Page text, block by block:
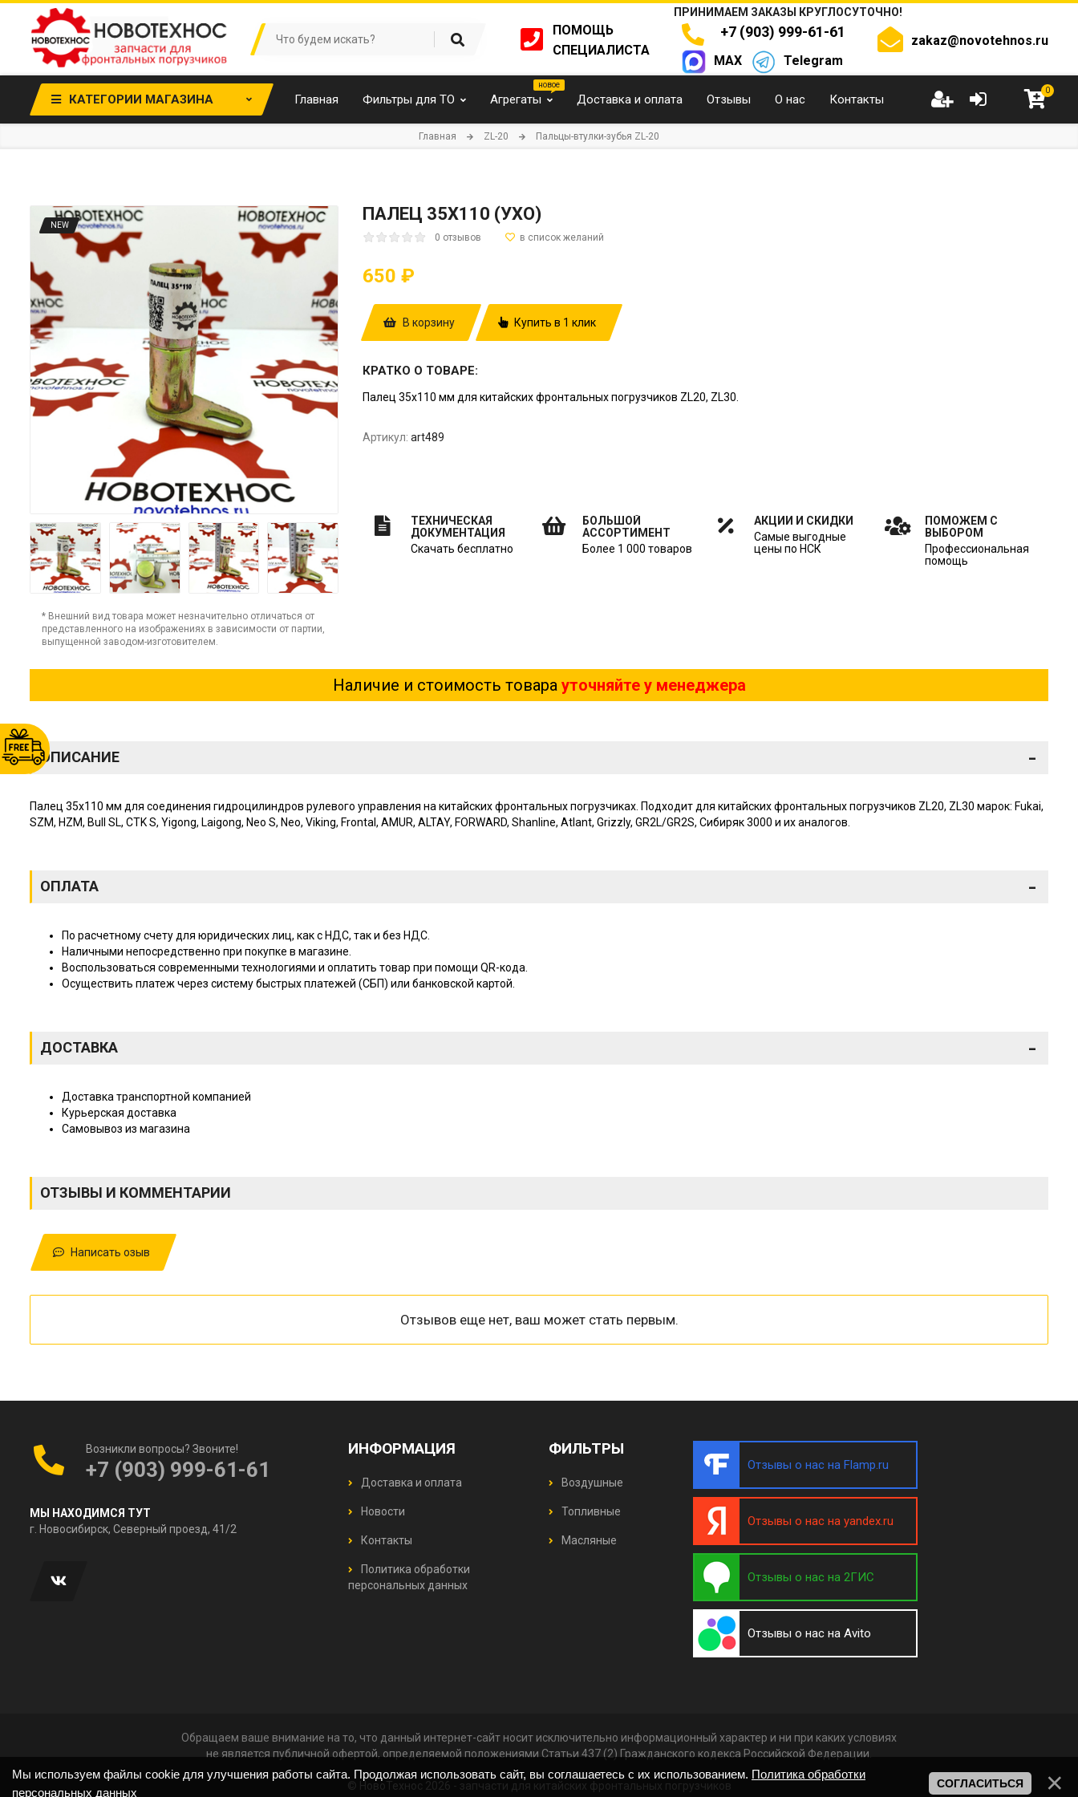
ПОМОЩЬ
СПЕЦИАЛИСТА
ПРИНИМАЕМ ЗАКАЗЫ КРУГЛОСУТОЧНО!
+7 (903) 999-61-61
MAX Telegram
zakaz@novotehnos.ru
КАТЕГОРИИ МАГАЗИНА Главная Фильтры для ТО Агрегаты Доставка и оплата Отзывы О нас Контакты
0
Главная ZL-20 Пальцы-втулки-зубья ZL-20
NEW
* Внешний вид товара может незначительно отличаться от
представленного на изображениях в зависимости от партии,
выпущенной заводом-изготовителем.
ПАЛЕЦ 35Х110 (УХО)
0 отзывов
650 ₽
В корзину Купить в 1 клик
КРАТКО О ТОВАРЕ:
Палец 35х110 мм для китайских фронтальных погрузчиков ZL20, ZL30.
Артикул: art489
ТЕХНИЧЕСКАЯ
ДОКУМЕНТАЦИЯ
Скачать бесплатно
БОЛЬШОЙ
АССОРТИМЕНТ
Более 1 000 товаров
АКЦИИ И СКИДКИ
Самые выгодные
цены по НСК
ПОМОЖЕМ С
ВЫБОРОМ
Профессиональная
помощь
Наличие и стоимость товара уточняйте у менеджера
ОПИСАНИЕ -
Палец 35х110 мм для соединения гидроцилиндров рулевого управления на китайских фронтальных погрузчиках. Подходит для китайских фронтальных погрузчиков ZL20, ZL30 марок: Fukai,
SZM, HZM, Bull SL, CTK S, Yigong, Laigong, Neo S, Neo, Viking, Frontal, AMUR, ALTAY, FORWARD, Shanline, Atlant, Grizzly, GR2L/GR2S, Сибиряк 3000 и их аналогов.
ОПЛАТА -
По расчетному счету для юридических лиц, как с НДС, так и без НДС.
Наличными непосредственно при покупке в магазине.
Воспользоваться современными технологиями и оплатить товар при помощи QR-кода.
Осуществить платеж через систему быстрых платежей (СБП) или банковской картой.
ДОСТАВКА -
Доставка транспортной компанией
Курьерская доставка
Самовывоз из магазина
ОТЗЫВЫ И КОММЕНТАРИИ
Написать озыв
Отзывов еще нет, ваш может стать первым.
Возникли вопросы? Звоните!
+7 (903) 999-61-61
МЫ НАХОДИМСЯ ТУТ
г. Новосибирск, Северный проезд, 41/2
ИНФОРМАЦИЯ
Доставка и оплата
Новости
Контакты
Политика обработки
персональных данных
ФИЛЬТРЫ
Воздушные
Топливные
Масляные
Отзывы о нас на Flamp.ru
Отзывы о нас на yandex.ru
Отзывы о нас на 2ГИС
Отзывы о нас на Avito
Обращаем ваше внимание на то, что данный интернет-сайт носит исключительно информационный характер и ни при каких условиях
не является публичной офертой, определяемой положениями Статьи 437 (2) Гражданского кодекса Российской Федерации.
© НовоТехнос 2026 - запчасти для китайских фронтальных погрузчиков
Мы используем файлы cookie для улучшения работы сайта. Продолжая использовать сайт, вы соглашаетесь с их использованием. Политика обработки
персональных данных
СОГЛАСИТЬСЯ